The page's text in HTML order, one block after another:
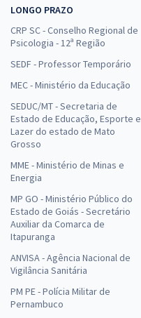
LONGO PRAZO
CRP SC - Conselho Regional de
Psicologia - 12ª Região
SEDF - Professor Temporário
MEC - Ministério da Educação
SEDUC/MT - Secretaria de
Estado de Educação, Esporte e
Lazer do estado de Mato
Grosso
MME - Ministério de Minas e
Energia
MP GO - Ministério Público do
Estado de Goiás - Secretário
Auxiliar da Comarca de
Itapuranga
ANVISA - Agência Nacional de
Vigilância Sanitária
PM PE - Polícia Militar de
Pernambuco